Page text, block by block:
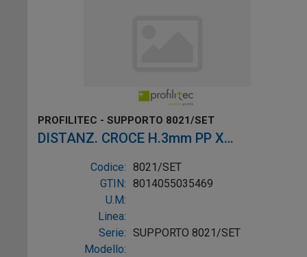
PROFILITEC - SUPPORTO 8021/SET
DISTANZ. CROCE H.3mm PP X
LASTRE/GALLEGG.
Codice: 8021/SET
GTIN: 8014055035469
U.M:
Linea:
Serie: SUPPORTO 8021/SET
Modello: